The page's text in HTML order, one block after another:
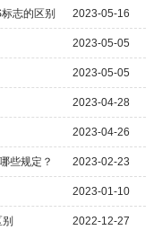
志的区别 2023-05-16
2023-05-05
2023-05-05
2023-04-28
2023-04-26
些规定？ 2023-02-23
2023-01-10
2022-12-27